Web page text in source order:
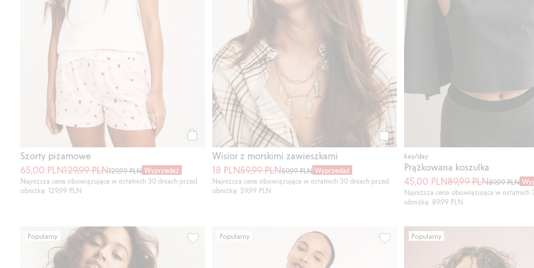
Szorty piżamowe
65,00 PLN129,99 PLN129,99 PLN Wyprzedaż
Najniższa cena obowiązująca w ostatnich 30 dniach przed
obniżką: 129,99 PLN
Kup
Wisior z morskimi zawieszkami
18 PLN59,99 PLN59,99 PLN Wyprzedaż
Najniższa cena obowiązująca w ostatnich 30 dniach przed
obniżką: 59,99 PLN
kay/day
Prążkowana koszulka
45,00 PLN89,99 PLN89,99 PLN
Najniższa cena obowiązująca w ostatnich
obniżką: 89,99 PLN
Popularny
Sukienka w poziomki, Newbie Woman, Dodaj do listy ulubione
Popularny
Majtki brazyliany, Dodaj do listy
Popularny